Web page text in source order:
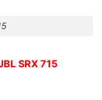
SRX 715